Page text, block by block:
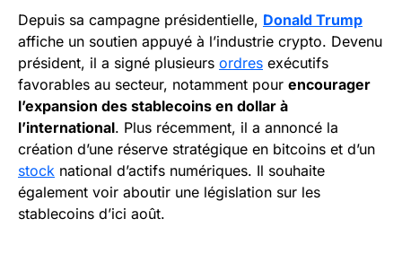
Depuis sa campagne présidentielle, Donald Trump
affiche un soutien appuyé à l’industrie crypto. Devenu
président, il a signé plusieurs ordres exécutifs
favorables au secteur, notamment pour encourager
l’expansion des stablecoins en dollar à
l’international. Plus récemment, il a annoncé la
création d’une réserve stratégique en bitcoins et d’un
stock national d’actifs numériques. Il souhaite
également voir aboutir une législation sur les
stablecoins d’ici août.